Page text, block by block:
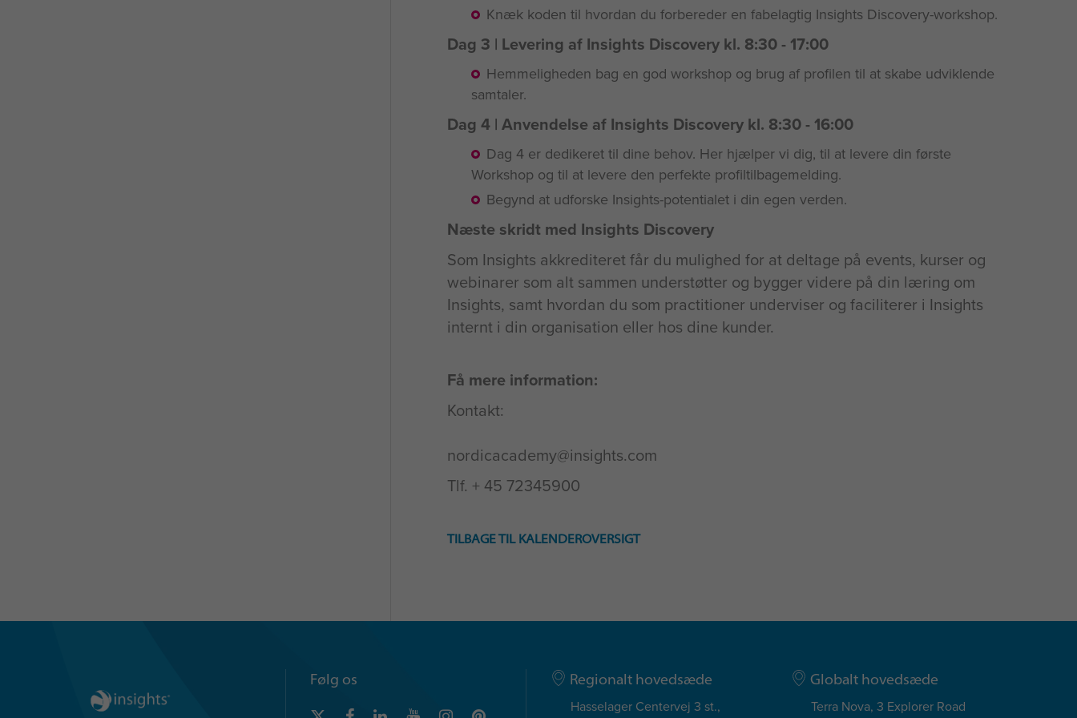
Knæk koden til hvordan du forbereder en fabelagtig Insights Discovery-workshop.
Dag 3 | Levering af Insights Discovery kl. 8:30 - 17:00
Hemmeligheden bag en god workshop og brug af profilen til at skabe udviklende
samtaler.
Dag 4 | Anvendelse af Insights Discovery kl. 8:30 - 16:00
Dag 4 er dedikeret til dine behov. Her hjælper vi dig, til at levere din første
Workshop og til at levere den perfekte profiltilbagemelding.
Begynd at udforske Insights-potentialet i din egen verden.
Næste skridt med Insights Discovery
Som Insights akkrediteret får du mulighed for at deltage på events, kurser og
webinarer som alt sammen understøtter og bygger videre på din læring om
Insights, samt hvordan du som practitioner underviser og faciliterer i Insights
internt i din organisation eller hos dine kunder.
Få mere information:
Kontakt:
nordicacademy@insights.com
Tlf. + 45 72345900
TILBAGE TIL KALENDEROVERSIGT
Følg os
Regionalt hovedsæde
Hasselager Centervej 3 st.,
Globalt hovedsæde
Terra Nova, 3 Explorer Road